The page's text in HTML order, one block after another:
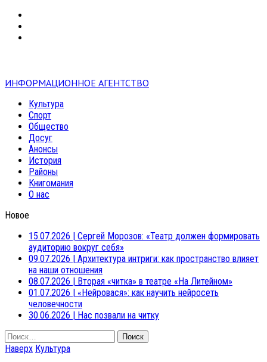
ИНФОРМАЦИОННОЕ АГЕНТСТВО
Культура
Спорт
Общество
Досуг
Анонсы
История
Районы
Книгомания
О нас
Новое
15.07.2026 | Сергей Морозов: «Театр должен формировать
аудиторию вокруг себя»
09.07.2026 | Архитектура интриги: как пространство влияет
на наши отношения
08.07.2026 | Вторая «читка» в театре «На Литейном»
01.07.2026 | «Нейровася»: как научить нейросеть
человечности
30.06.2026 | Нас позвали на читку
Найти:
Наверх Культура